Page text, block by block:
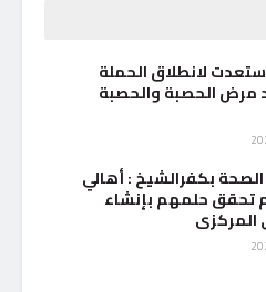
لانطلاق الحملة
مرض الحصبة والحصبة
بكفرالشيخ : أهالي
حلمهم بإنشاء